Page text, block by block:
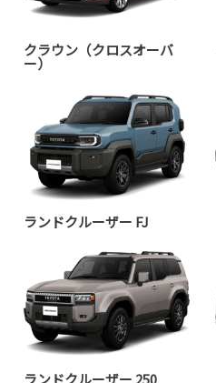
クラウン（クロスオーバ
ー）
ランドクルーザー FJ